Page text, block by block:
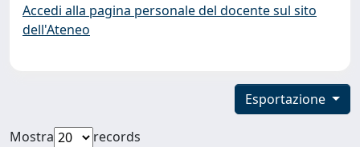
Accedi alla pagina personale del docente sul sito
dell'Ateneo
Esportazione
Mostra
records